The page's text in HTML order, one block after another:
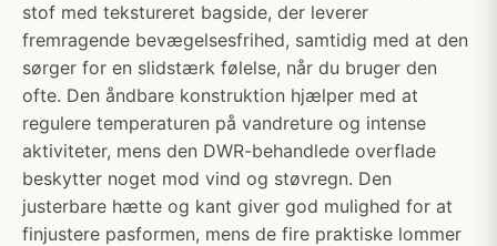
stof med tekstureret bagside, der leverer
fremragende bevægelsesfrihed, samtidig med at den
sørger for en slidstærk følelse, når du bruger den
ofte. Den åndbare konstruktion hjælper med at
regulere temperaturen på vandreture og intense
aktiviteter, mens den DWR-behandlede overflade
beskytter noget mod vind og støvregn. Den
justerbare hætte og kant giver god mulighed for at
finjustere pasformen, mens de fire praktiske lommer